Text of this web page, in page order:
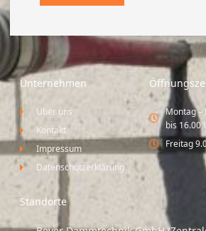
Unternehmen
Über uns
Kontakt
Impressum
Datenschutzerklärung
Montag –
bis 16.00
Freitag
Standorte